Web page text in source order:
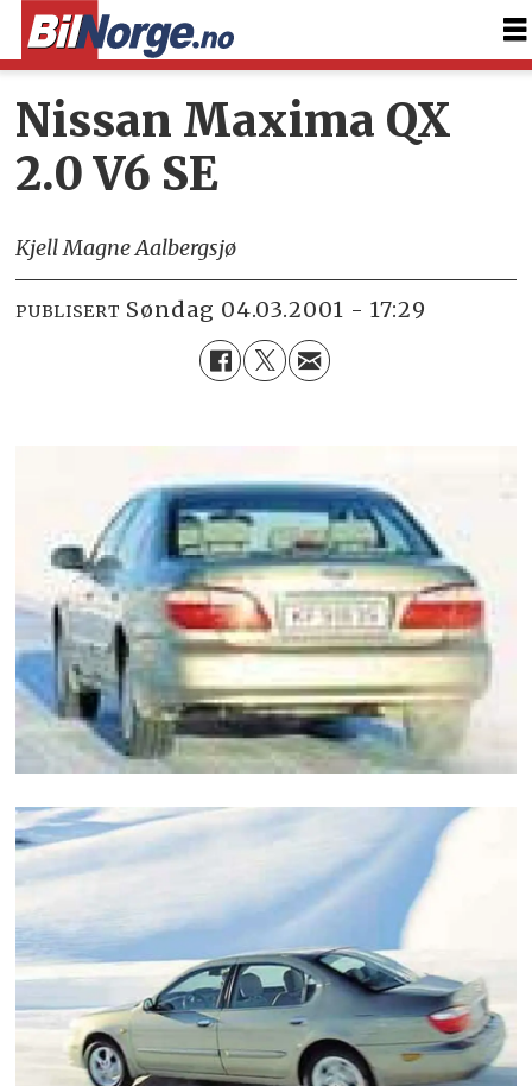
Nissan Maxima QX
2.0 V6 SE
Kjell Magne Aalbergsjø
PUBLISERT søndag 04.03.2001 - 17:29